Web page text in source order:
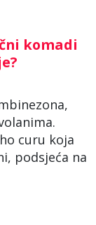
komadi
curu koja
podsjeća na